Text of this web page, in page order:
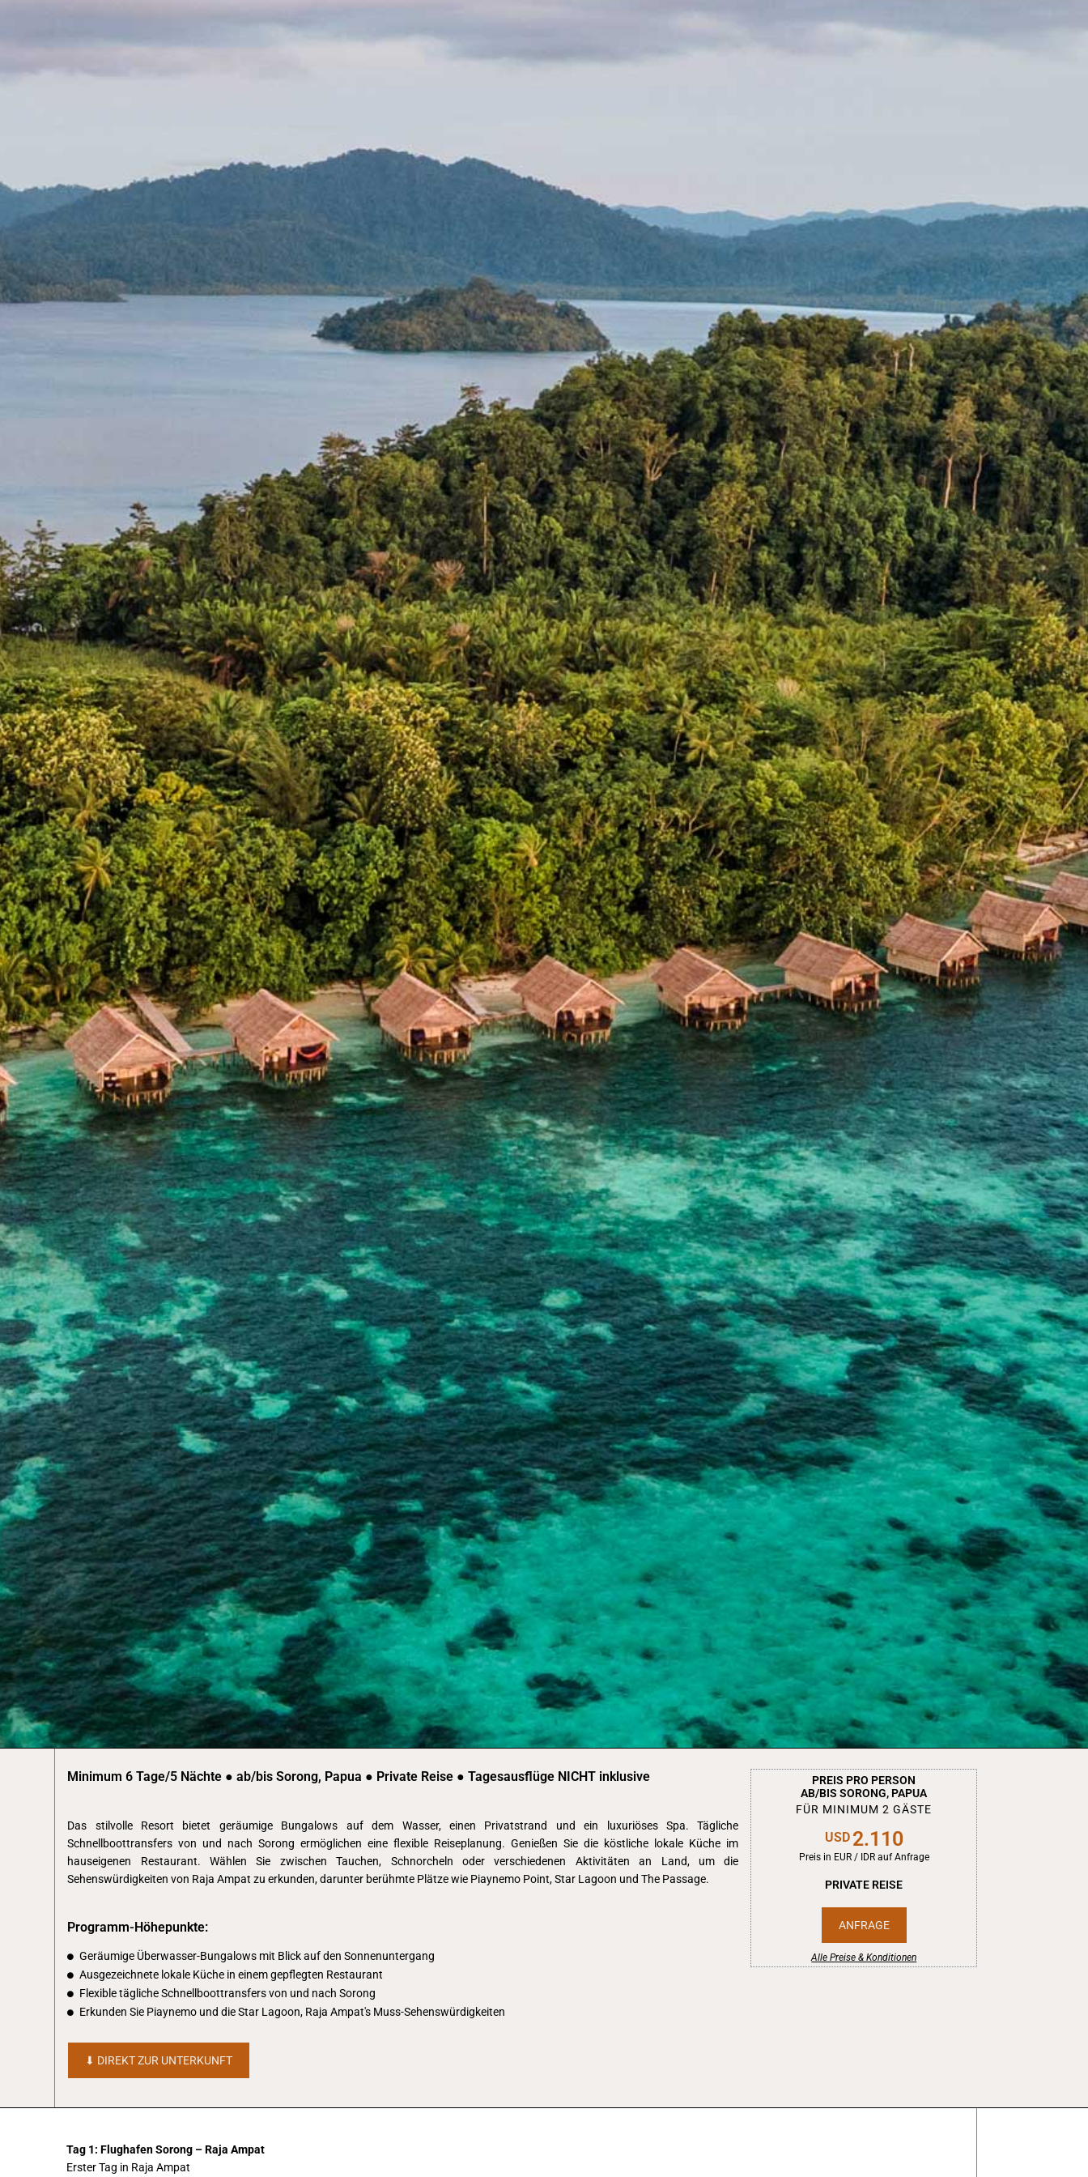
Minimum 6 Tage/5 Nächte ● ab/bis Sorong, Papua ● Private Reise ● Tagesausflüge NICHT inklusive
Das stilvolle Resort bietet geräumige Bungalows auf dem Wasser, einen Privatstrand und ein luxuriöses Spa. Tägliche
Schnellboottransfers von und nach Sorong ermöglichen eine flexible Reiseplanung. Genießen Sie die köstliche lokale Küche im
hauseigenen Restaurant. Wählen Sie zwischen Tauchen, Schnorcheln oder verschiedenen Aktivitäten an Land, um die
Sehenswürdigkeiten von Raja Ampat zu erkunden, darunter berühmte Plätze wie Piaynemo Point, Star Lagoon und The Passage.
Programm-Höhepunkte:
Geräumige Überwasser-Bungalows mit Blick auf den Sonnenuntergang
Ausgezeichnete lokale Küche in einem gepflegten Restaurant
Flexible tägliche Schnellboottransfers von und nach Sorong
Erkunden Sie Piaynemo und die Star Lagoon, Raja Ampat's Muss-Sehenswürdigkeiten
⬇︎ DIREKT ZUR UNTERKUNFT
PREIS PRO PERSON
AB/BIS SORONG, PAPUA
FÜR MINIMUM 2 GÄSTE
USD 2.110
Preis in EUR / IDR auf Anfrage
PRIVATE REISE
ANFRAGE
Alle Preise & Konditionen
Tag 1: Flughafen Sorong – Raja Ampat
Erster Tag in Raja Ampat